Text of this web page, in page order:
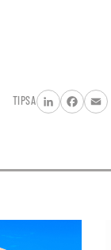
TIPSA
LinkedIn